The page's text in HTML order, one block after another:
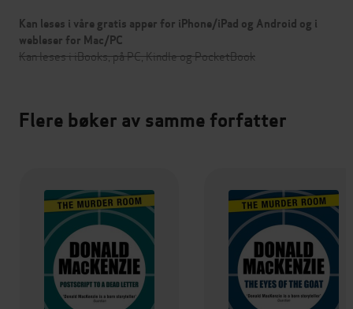
Kan leses i våre gratis apper for iPhone/iPad og Android og i
webleser for Mac/PC
Kan leses i iBooks, på PC, Kindle og PocketBook
Flere bøker av samme forfatter